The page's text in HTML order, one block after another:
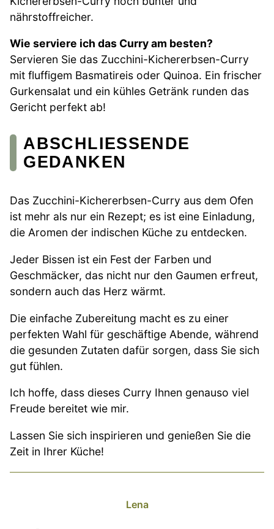
nährstoffreicher.
Wie serviere ich das Curry am besten?
Servieren Sie das Zucchini-Kichererbsen-Curry
mit fluffigem Basmatireis oder Quinoa. Ein frischer
Gurkensalat und ein kühles Getränk runden das
Gericht perfekt ab!
ABSCHLIESSENDE G
EDANKEN
Das Zucchini-Kichererbsen-Curry aus dem Ofen
ist mehr als nur ein Rezept; es ist eine Einladung,
die Aromen der indischen Küche zu entdecken.
Jeder Bissen ist ein Fest der Farben und
Geschmäcker, das nicht nur den Gaumen erfreut,
sondern auch das Herz wärmt.
Die einfache Zubereitung macht es zu einer
perfekten Wahl für geschäftige Abende, während
die gesunden Zutaten dafür sorgen, dass Sie sich
gut fühlen.
Ich hoffe, dass dieses Curry Ihnen genauso viel
Freude bereitet wie mir.
Lassen Sie sich inspirieren und genießen Sie die
Zeit in Ihrer Küche!
Lena